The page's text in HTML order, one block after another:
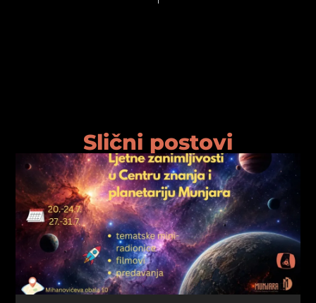
Slični postovi